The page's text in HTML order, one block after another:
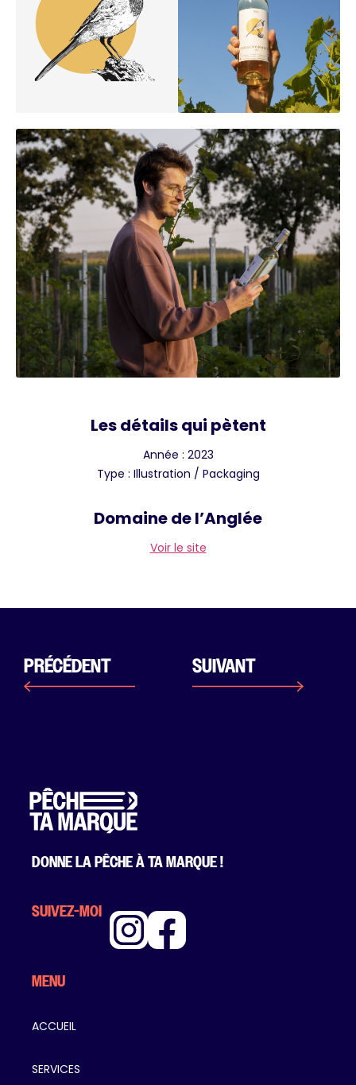
Les détails qui pètent
Année : 2023
Type : Illustration / Packaging
Domaine de l’Anglée
Voir le site
PRÉCÉDENT SUIVANT
DONNE LA PÊCHE À TA MARQUE !
MENU
ACCUEIL
SERVICES
SUIVEZ-MOI